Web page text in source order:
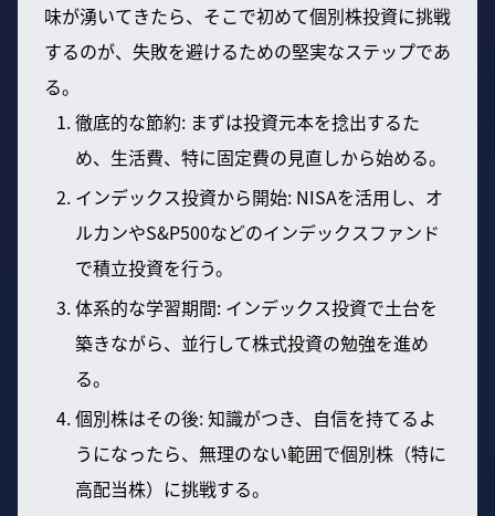
味が湧いてきたら、そこで初めて個別株投資に挑戦
するのが、失敗を避けるための堅実なステップであ
る。
徹底的な節約: まずは投資元本を捻出するた
め、生活費、特に固定費の見直しから始める。
インデックス投資から開始: NISAを活用し、オ
ルカンやS&P500などのインデックスファンド
で積立投資を行う。
体系的な学習期間: インデックス投資で土台を
築きながら、並行して株式投資の勉強を進め
る。
個別株はその後: 知識がつき、自信を持てるよ
うになったら、無理のない範囲で個別株（特に
高配当株）に挑戦する。